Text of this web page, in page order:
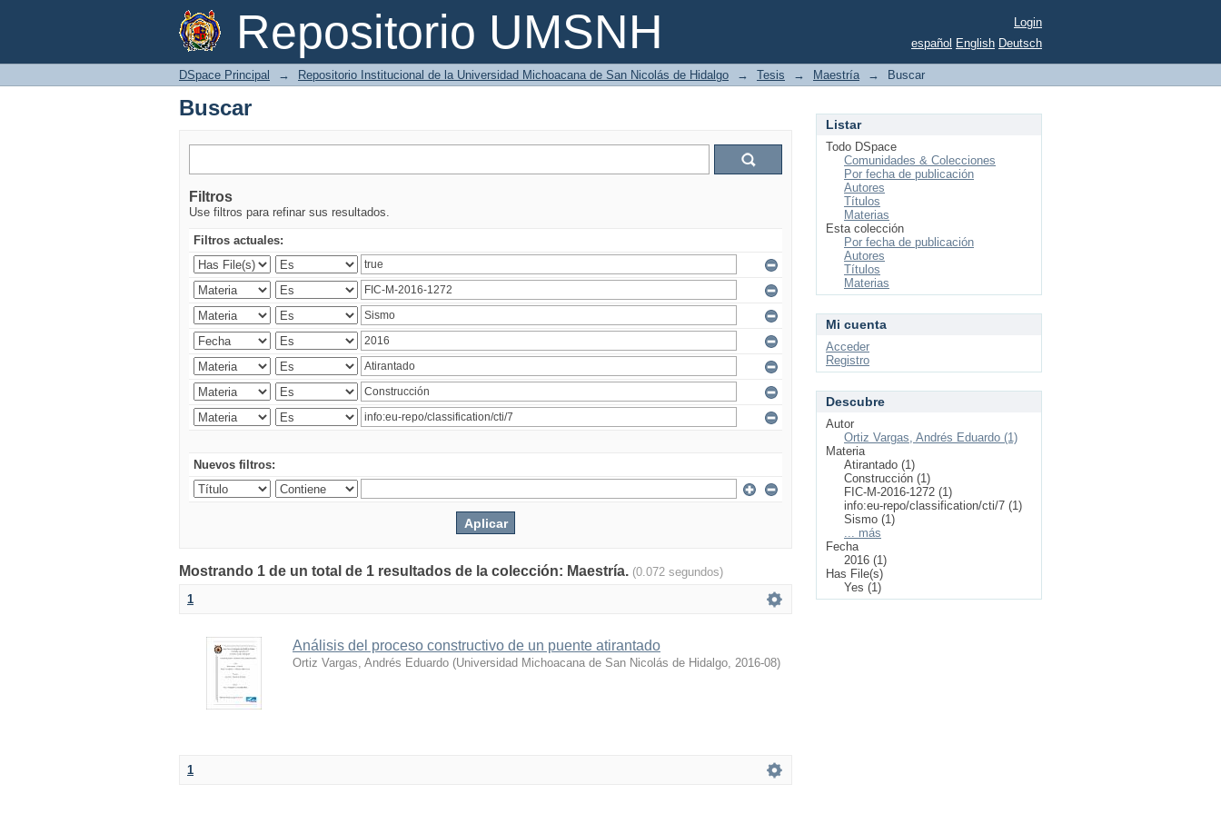
Repositorio UMSNH
Buscar
Login
español English Deutsch
DSpace Principal → Repositorio Institucional de la Universidad Michoacana de San Nicolás de Hidalgo → Tesis → Maestría → Buscar
Buscar
Filtros
Use filtros para refinar sus resultados.
Filtros actuales:
Nuevos filtros:
Mostrando 1 de un total de 1 resultados de la colección: Maestría. (0.072 segundos)
1
Análisis del proceso constructivo de un puente atirantado
Ortiz Vargas, Andrés Eduardo (Universidad Michoacana de San Nicolás de Hidalgo, 2016-08)
1
Listar
Todo DSpace
Comunidades & Colecciones
Por fecha de publicación
Autores
Títulos
Materias
Esta colección
Por fecha de publicación
Autores
Títulos
Materias
Mi cuenta
Acceder
Registro
Descubre
Autor
Ortiz Vargas, Andrés Eduardo (1)
Materia
Atirantado (1)
Construcción (1)
FIC-M-2016-1272 (1)
info:eu-repo/classification/cti/7 (1)
Sismo (1)
... más
Fecha
2016 (1)
Has File(s)
Yes (1)